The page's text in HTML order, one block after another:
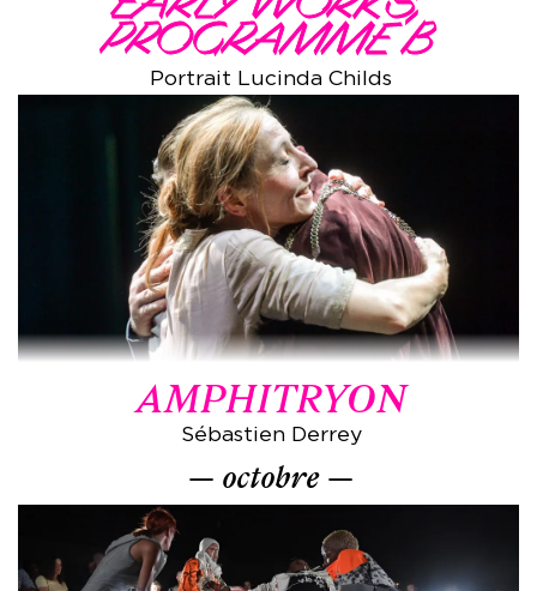
PROGRAMME B
Portrait Lucinda Childs
AMPHITRYON
Sébastien Derrey
octobre